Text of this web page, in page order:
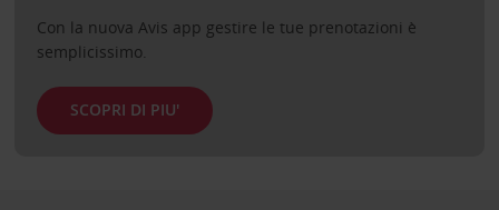
Con la nuova Avis app gestire le tue prenotazioni è
semplicissimo.
SCOPRI DI PIU'